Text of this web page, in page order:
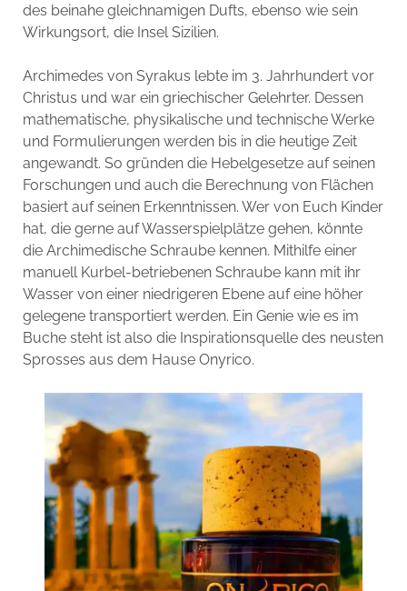
des beinahe gleichnamigen Dufts, ebenso wie sein
Wirkungsort, die Insel Sizilien.
Archimedes von Syrakus lebte im 3. Jahrhundert vor
Christus und war ein griechischer Gelehrter. Dessen
mathematische, physikalische und technische Werke
und Formulierungen werden bis in die heutige Zeit
angewandt. So gründen die Hebelgesetze auf seinen
Forschungen und auch die Berechnung von Flächen
basiert auf seinen Erkenntnissen. Wer von Euch Kinder
hat, die gerne auf Wasserspielplätze gehen, könnte
die Archimedische Schraube kennen. Mithilfe einer
manuell Kurbel-betriebenen Schraube kann mit ihr
Wasser von einer niedrigeren Ebene auf eine höher
gelegene transportiert werden. Ein Genie wie es im
Buche steht ist also die Inspirationsquelle des neusten
Sprosses aus dem Hause Onyrico.